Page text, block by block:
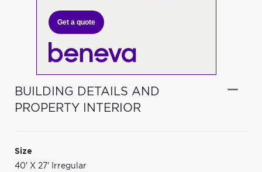
Get a quote
BUILDING DETAILS AND
PROPERTY INTERIOR
Size
40' X 27' Irregular